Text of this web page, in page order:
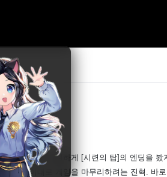
비
인공 진혁은 유일하게 [시련의 탑]의 엔딩을
았기에 이대로 게임을 마무리하려는 진혁.